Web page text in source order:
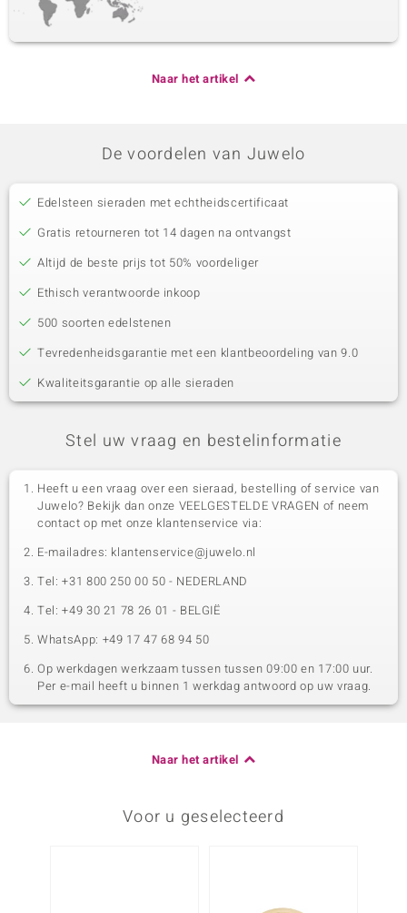
Naar het artikel
De voordelen van Juwelo
Edelsteen sieraden met echtheidscertificaat
Gratis retourneren tot 14 dagen na ontvangst
Altijd de beste prijs tot 50% voordeliger
Ethisch verantwoorde inkoop
500 soorten edelstenen
Tevredenheidsgarantie met een klantbeoordeling van 9.0
Kwaliteitsgarantie op alle sieraden
Stel uw vraag en bestelinformatie
Heeft u een vraag over een sieraad, bestelling of service van
Juwelo? Bekijk dan onze VEELGESTELDE VRAGEN of neem
contact op met onze klantenservice via:
E-mailadres: klantenservice@juwelo.nl
Tel: +31 800 250 00 50 - NEDERLAND
Tel: +49 30 21 78 26 01 - BELGIË
WhatsApp: +49 17 47 68 94 50
Op werkdagen werkzaam tussen tussen 09:00 en 17:00 uur.
Per e-mail heeft u binnen 1 werkdag antwoord op uw vraag.
Naar het artikel
Voor u geselecteerd